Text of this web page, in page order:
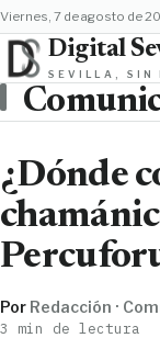
viernes, 7 de agosto de
Digital
SEVILLA, SIN
¿Dónde
Por Redacción ·
3 min de lectura